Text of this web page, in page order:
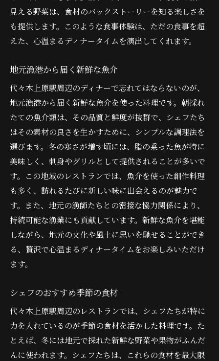
見える野菜は、食材のバックストーリーを知る楽しさを
も提供します。このような食事体験は、ただの食事を超
えた、心温まるディナータイムを演出してくれます。
地元漁港から届く新鮮な魚介
代々木上原駅周辺のディナーで忘れてはならないのが、
地元漁港から届く新鮮な魚介を使った料理です。朝採れ
たての魚介類は、その品質と鮮度が抜群で、シェフたち
はその素材の良さを生かすために、シンプルな調理法を
選びます。冬の寒さが増す頃には、脂の乗った魚が特に
美味しく、刺身やグリルとして提供されることが多いで
す。この地域のレストランでは、魚介を使った創作料理
も多く、訪れるたびに新しい味に出会えるのが魅力で
す。また、地元の漁師たちとの密接な協力関係により、
持続可能な漁業にも貢献しています。新鮮な魚介を堪能
しながら、地元の文化や風土に思いを馳せることができ
る、贅沢で心温まるディナータイムをお楽しみいただけ
ます。
シェフのおすすめ季節の食材
代々木上原駅周辺のレストランでは、シェフたちが特に
力を入れているのが季節の食材を活かした料理です。た
とえば、冬には地元で採れた新鮮な野菜や果物がふんだ
んに使われます。シェフたちは、これらの食材を最大限